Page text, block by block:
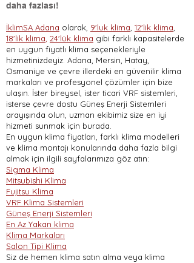
daha fazlası!
İklimSA Adana olarak, 9'luk klima 12'lik klima
18'lik klima 24'lük klima gibi farklı kapasitelerde
en uygun fiyatlı klima seçenekleriyle
hizmetinizdeyiz. Adana, Mersin, Hatay,
Osmaniye ve çevre illerdeki en güvenilir klima
markaları ve profesyonel çözümler için bize
ulaşın. İster bireysel, ister ticari VRF sistemleri,
isterse çevre dostu Güneş Enerji Sistemleri
arayışında olun, uzman ekibimiz size en iyi
hizmeti sunmak için burada.
En uygun klima fiyatları, farklı klima modelleri
ve klima montajı konularında daha fazla bilgi
almak için ilgili sayfalarımıza göz atın:
Sigma Klima
Mitsubishi Klima
Fujitsu Klima
VRF Klima Sistemleri
Güneş Enerji Sistemleri
En Az Yakan klima
Klima Markaları
Salon Tipi Klima
Siz de hemen klima satın alma veya klima